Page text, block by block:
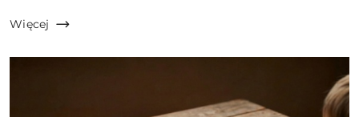
zimowego odrętwienia, a lista rzeczy do zrobienia
Więcej